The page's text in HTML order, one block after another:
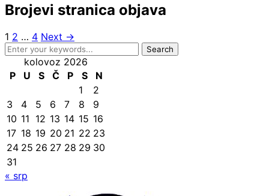
Brojevi stranica objava
1 2 … 4 Next →
kolovoz 2026
P
U S Č P S
N
1
2
3
4 5 6 7 8
9
10 11 12 13 14 15 16
17 18 19 20 21 22 23
24 25 26 27 28 29 30
31
« srp